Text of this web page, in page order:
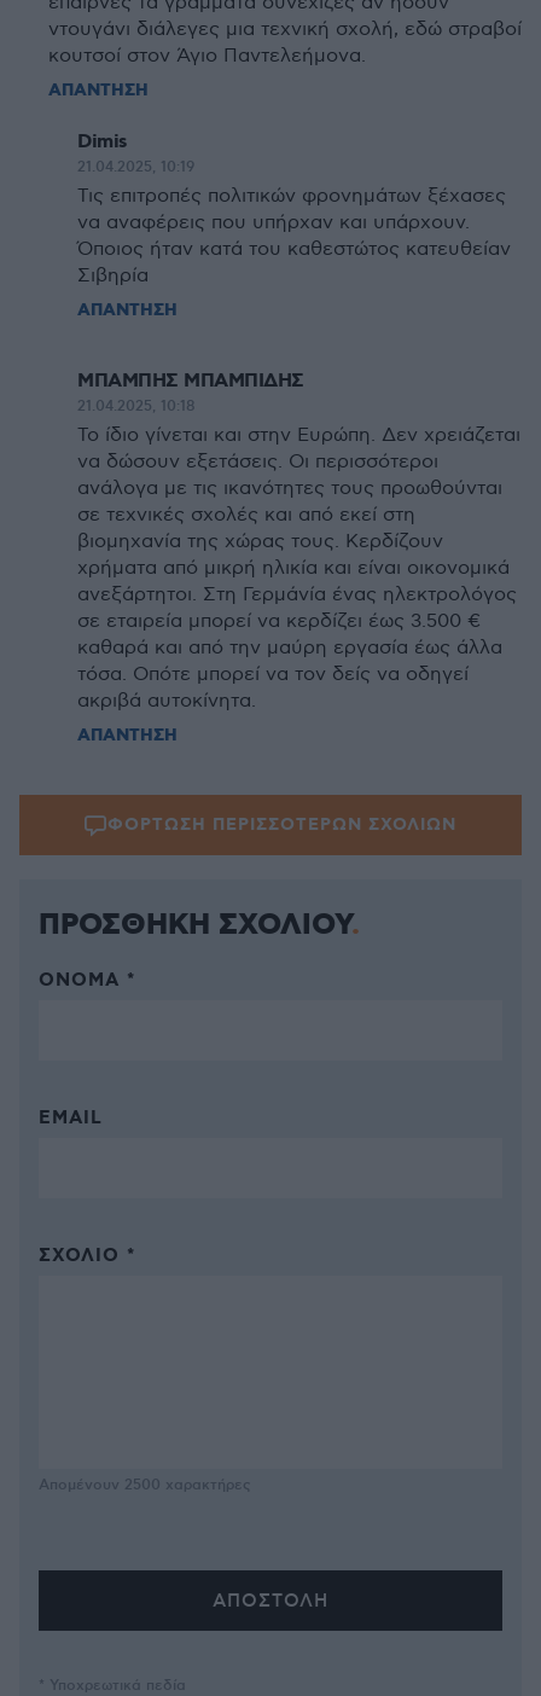
ντουγάνι διάλεγες μια τεχνική σχολή, εδώ στραβοί
κουτσοί στον Άγιο Παντελεήμονα.
ΑΠΑΝΤΗΣΗ
Dimis
21.04.2025, 10:19
Τις επιτροπές πολιτικών φρονημάτων ξέχασες
να αναφέρεις που υπήρχαν και υπάρχουν.
Όποιος ήταν κατά του καθεστώτος κατευθείαν
Σιβηρία
ΑΠΑΝΤΗΣΗ
MΠΑΜΠΗΣ ΜΠΑΜΠΙΔΗΣ
21.04.2025, 10:18
Το ίδιο γίνεται και στην Ευρώπη. Δεν χρειάζεται
να δώσουν εξετάσεις. Οι περισσότεροι
ανάλογα με τις ικανότητες τους προωθούνται
σε τεχνικές σχολές και από εκεί στη
βιομηχανία της χώρας τους. Κερδίζουν
χρήματα από μικρή ηλικία και είναι οικονομικά
ανεξάρτητοι. Στη Γερμάνία ένας ηλεκτρολόγος
σε εταιρεία μπορεί να κερδίζει έως 3.500 €
καθαρά και από την μαύρη εργασία έως άλλα
τόσα. Οπότε μπορεί να τον δείς να οδηγεί
ακριβά αυτοκίνητα.
ΑΠΑΝΤΗΣΗ
ΦΟΡΤΩΣΗ ΠΕΡΙΣΣΟΤΕΡΩΝ ΣΧΟΛΙΩΝ
ΠΡΟΣΘΗΚΗ ΣΧΟΛΙΟΥ
ΌΝΟΜΑ *
EMAIL
ΣΧΌΛΙΟ *
Απομένουν 2500 χαρακτήρες
* Υποχρεωτικά πεδία